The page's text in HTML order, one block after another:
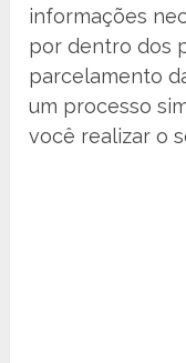
informações
por dentro dos
parcelamento
um processo
você realizar o